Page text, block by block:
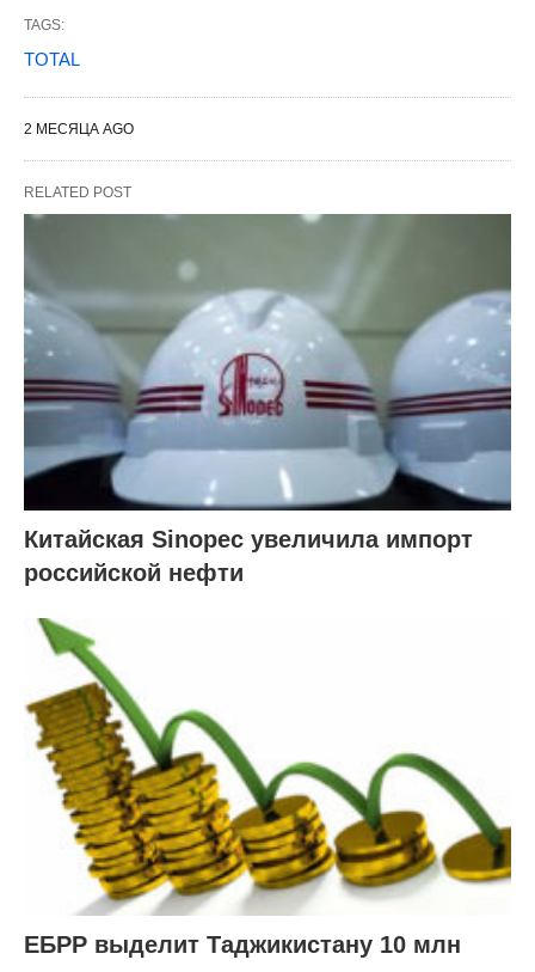
TAGS:
TOTAL
2 МЕСЯЦА AGO
RELATED POST
Китайская Sinopec увеличила импорт
российской нефти
ЕБРР выделит Таджикистану 10 млн